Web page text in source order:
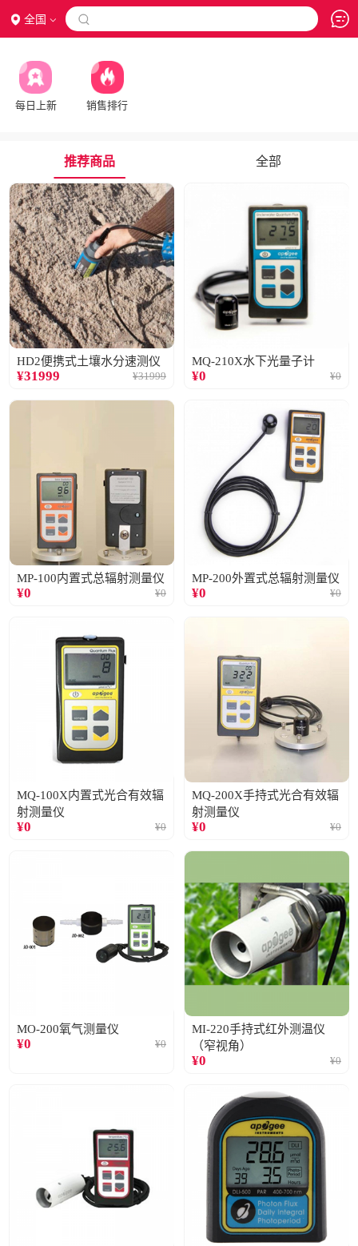
全国 
每日上新 销售排行
推荐商品 全部
HD2便携式土壤水分速测仪
¥31999 ¥31999
MQ-210X水下光量子计
¥0 ¥0
MP-100内置式总辐射测量仪
¥0 ¥0
MP-200外置式总辐射测量仪
¥0 ¥0
MQ-100X内置式光合有效辐
射测量仪
¥0 ¥0
MQ-200X手持式光合有效辐
射测量仪
¥0 ¥0
MO-200氧气测量仪
¥0 ¥0
MI-220手持式红外测温仪
（窄视角）
¥0 ¥0